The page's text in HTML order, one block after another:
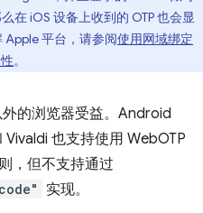
在 iOS 设备上收到的 OTP 也会显
Apple 平台，请参阅使用网域绑定
。
的浏览器受益。Android
也支持使用 WebOTP
，但不支持通过
实现。